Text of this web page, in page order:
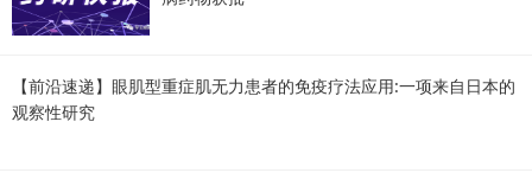
【前沿速递】眼肌型重症肌无力患者的免疫疗法应用:一项来自日本的
观察性研究